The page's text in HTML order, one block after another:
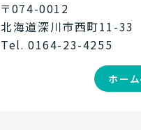
〒074-0012
北海道深川市西町11-33
Tel. 0164-23-4255
ホー